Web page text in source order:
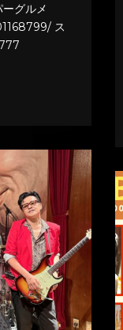
グルメ
ス